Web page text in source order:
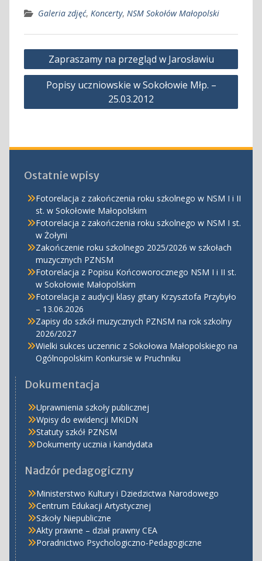
Galeria zdjęć, Koncerty, NSM Sokołów Małopolski
Nawigacja
wpisu
Zapraszamy na przegląd w Jarosławiu
Popisy uczniowskie w Sokołowie Młp. –
25.03.2012
Ostatnie wpisy
Fotorelacja z zakończenia roku szkolnego w NSM I i II
st. w Sokołowie Małopolskim
Fotorelacja z zakończenia roku szkolnego w NSM I st.
w Żołyni
Zakończenie roku szkolnego 2025/2026 w szkołach
muzycznych PZNSM
Fotorelacja z Popisu Końcoworocznego NSM I i II st.
w Sokołowie Małopolskim
Fotorelacja z audycji klasy gitary Krzysztofa Przybyło
– 13.06.2026
Zapisy do szkół muzycznych PZNSM na rok szkolny
2026/2027
Wielki sukces uczennic z Sokołowa Małopolskiego na
Ogólnopolskim Konkursie w Pruchniku
Dokumentacja
Uprawnienia szkoły publicznej
Wpisy do ewidencji MKiDN
Statuty szkół PZNSM
Dokumenty ucznia i kandydata
Nadzór pedagogiczny
Ministerstwo Kultury i Dziedzictwa Narodowego
Centrum Edukacji Artystycznej
Szkoły Niepubliczne
Akty prawne – dział prawny CEA
Poradnictwo Psychologiczno-Pedagogiczne